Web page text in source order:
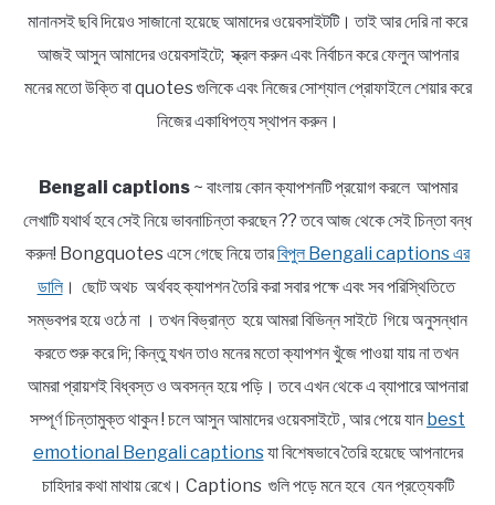
মানানসই ছবি দিয়েও সাজানো হয়েছে আমাদের ওয়েবসাইটটি। তাই আর দেরি না করে
আজই আসুন আমাদের ওয়েবসাইটে; স্ক্রল করুন এবং নির্বাচন করে ফেলুন আপনার
মনের মতো উক্তি বা quotes গুলিকে এবং নিজের সোশ্যাল প্রোফাইলে শেয়ার করে
নিজের একাধিপত্য স্থাপন করুন।
Bengali captions~ বাংলায় কোন ক্যাপশনটি প্রয়োগ করলে আপমার
লেখাটি যথার্থ হবে সেই নিয়ে ভাবনাচিন্তা করছেন ?? তবে আজ থেকে সেই চিন্তা বন্ধ
করুন! Bongquotes এসে গেছে নিয়ে তারবিপুল Bengali captions এর
ডালি। ছোট অথচ অর্থবহ ক্যাপশন তৈরি করা সবার পক্ষে এবং সব পরিস্থিতিতে
সম্ভবপর হয়ে ওঠে না । তখন বিভ্রান্ত হয়ে আমরা বিভিন্ন সাইটে গিয়ে অনুসন্ধান
করতে শুরু করে দি; কিন্তু যখন তাও মনের মতো ক্যাপশন খুঁজে পাওয়া যায় না তখন
আমরা প্রায়শই বিধ্বস্ত ও অবসন্ন হয়ে পড়ি। তবে এখন থেকে এ ব্যাপারে আপনারা
সম্পূর্ণ চিন্তামুক্ত থাকুন ! চলে আসুন আমাদের ওয়েবসাইটে , আর পেয়ে যান best
emotional Bengali captionsযা বিশেষভাবে তৈরি হয়েছে আপনাদের
চাহিদার কথা মাথায় রেখে। Captions গুলি পড়ে মনে হবে যেন প্রত্যেকটি